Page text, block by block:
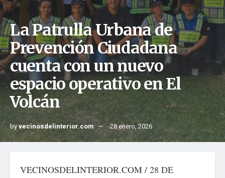
La Patrulla Urbana de
Prevención Ciudadana
cuenta con un nuevo
espacio operativo en El
Volcán
byvecinosdelinterior.com 28 enero, 2026
VECINOSDELINTERIOR.COM / 28 DE